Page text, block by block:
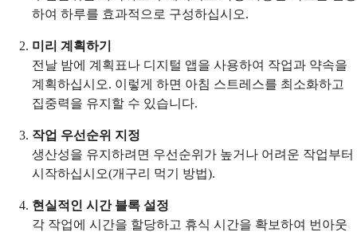
하여 하루를 효과적으로 구성하십시오.
미리 계획하기
전날 밤에 계획표나 디지털 앱을 사용하여 작업과 약속을
계획하십시오. 이렇게 하면 아침 스트레스를 최소화하고
집중력을 유지할 수 있습니다.
작업 우선순위 지정
생산성을 유지하려면 우선순위가 높거나 어려운 작업부터
시작하십시오(개구리 먹기 방법).
현실적인 시간 블록 설정
각 작업에 시간을 할당하고 휴식 시간을 확보하여 번아웃